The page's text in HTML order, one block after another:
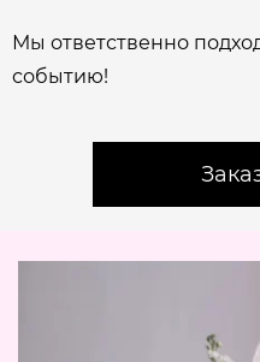
Мы ответственно
событию!